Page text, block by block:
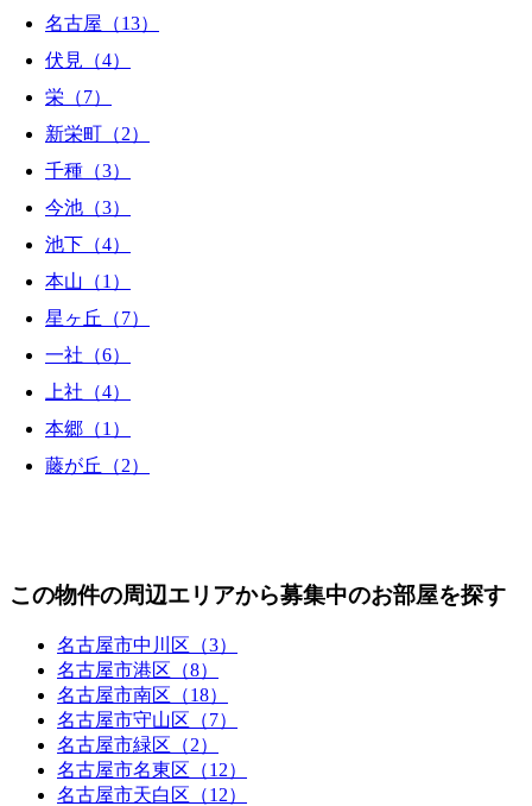
名古屋（13）
伏見（4）
栄（7）
新栄町（2）
千種（3）
今池（3）
池下（4）
本山（1）
星ヶ丘（7）
一社（6）
上社（4）
本郷（1）
藤が丘（2）
この物件の周辺エリアから募集中のお部屋を探す
名古屋市中川区（3）
名古屋市港区（8）
名古屋市南区（18）
名古屋市守山区（7）
名古屋市緑区（2）
名古屋市名東区（12）
名古屋市天白区（12）